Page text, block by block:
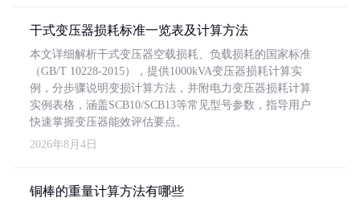
干式变压器损耗标准一览表及计算方法
本文详细解析干式变压器空载损耗、负载损耗的国家标准
（GB/T 10228-2015），提供1000kVA变压器损耗计算实
例，分步骤说明变损计算方法，并附电力变压器损耗计算
实例表格，涵盖SCB10/SCB13等常见型号参数，指导用户
快速掌握变压器能效评估要点。
2026年8月4日
铜棒的重量计算方法有哪些